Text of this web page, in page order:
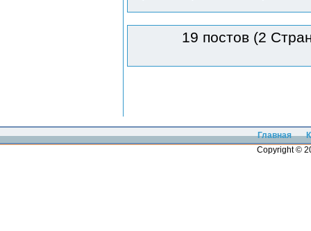
19 постов (2
Главная
Copyright ©